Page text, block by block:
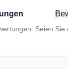
Seien Sie